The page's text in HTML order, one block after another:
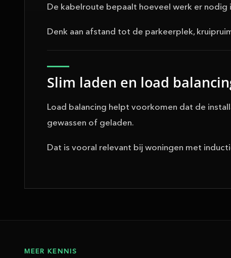
De kabelroute bepaalt hoeveel werk er
Denk aan afstand tot de parkeerplek,
Slim laden en load
Load balancing helpt voorkomen dat de
gewassen of geladen.
Dat is vooral relevant bij woningen met
MEER KENNIS